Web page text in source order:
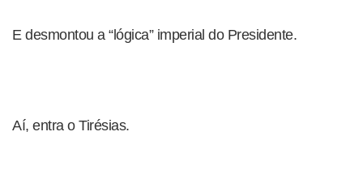
E desmontou a “lógica” imperial do Presidente.
Aí, entra o Tirésias.